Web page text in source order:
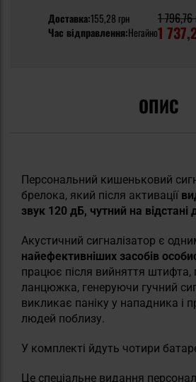
Доставка:155,28 грн
Час відправлення:Негайно
1 796,76
1
ОПИС
Персональний кишеньковий
брелока, який після активації
звук 120 дБ, чутний на відстані
Акустичний сигналізатор є
найефективніших засобів
працює після вийняття штифта,
ланцюжка, генеруючи гучний
викликає паніку у нападника і
людей поблизу.
У комплекті йдуть чотири
Це спеціальне видання